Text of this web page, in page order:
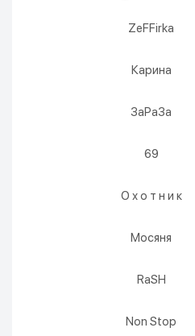
ZeFFirka
Карина
ЗаРаЗа
69
О х о т н и к
Мосяня
RaSH
Non Stop